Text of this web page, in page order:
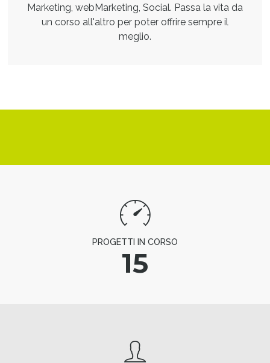
Marketing, webMarketing, Social. Passa la vita da
un corso all'altro per poter offrire sempre il
meglio.
PROGETTI IN CORSO
15